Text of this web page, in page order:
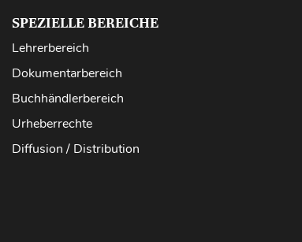
SPEZIELLE BEREICHE
Lehrerbereich
Dokumentarbereich
Buchhändlerbereich
Urheberrechte
Diffusion / Distribution